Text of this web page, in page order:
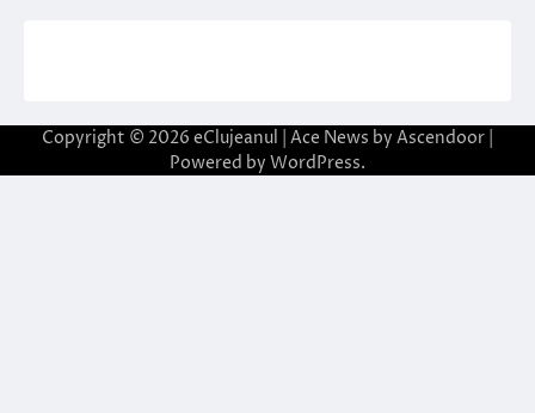
Copyright © 2026 eClujeanul | Ace News by Ascendoor
Powered by WordPress.